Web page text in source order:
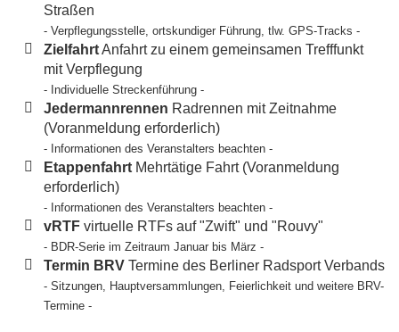
Straßen
- Verpflegungsstelle, ortskundiger Führung, tlw. GPS-Tracks -
ZielfahrtAnfahrt zu einem gemeinsamen Trefffunkt
mit Verpflegung
- Individuelle Streckenführung -
Jedermannrennen Radrennen mit Zeitnahme
(Voranmeldung erforderlich)
- Informationen des Veranstalters beachten -
Etappenfahrt Mehrtätige Fahrt (Voranmeldung
erforderlich)
- Informationen des Veranstalters beachten -
vRTF virtuelle RTFs auf "Zwift" und "Rouvy"
- BDR-Serie im Zeitraum Januar bis März -
Termin BRV Termine des Berliner Radsport Verbands
- Sitzungen, Hauptversammlungen, Feierlichkeit und weitere BRV-
Termine -